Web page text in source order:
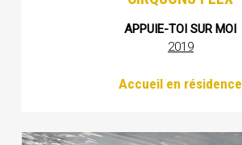
APPUIE-TOI SUR MOI
2019
Accueil en résidence